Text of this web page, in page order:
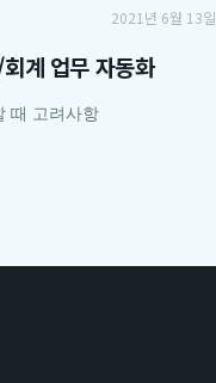
2021년 6월 13일
계 업무 자동화
때 고려사항